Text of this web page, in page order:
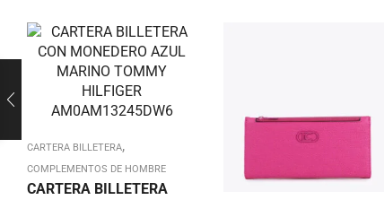
CARTERA BILLETERA,
COMPLEMENTOS DE HOMBRE
CARTERA BILLETERA